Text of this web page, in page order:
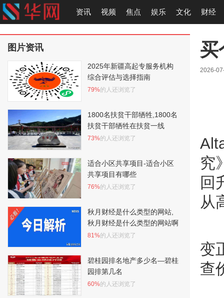
资讯 视频 焦点 娱乐 文化 财经
买
2026-
究
回
从
变
查
图片资讯
2025年新疆高起专服务机构
综合评估与选择指南
79%的人还浏览了
1800名扶贫干部牺牲,1800名
扶贫干部牺牲在扶贫一线
73%的人还浏览了
适合小区共享项目-适合小区
共享项目有哪些
76%的人还浏览了
秋月财经是什么类型的网站,
秋月财经是什么类型的网站啊
81%的人还浏览了
碧桂园排名地产多少名—碧桂
园排第几名
60%的人还浏览了